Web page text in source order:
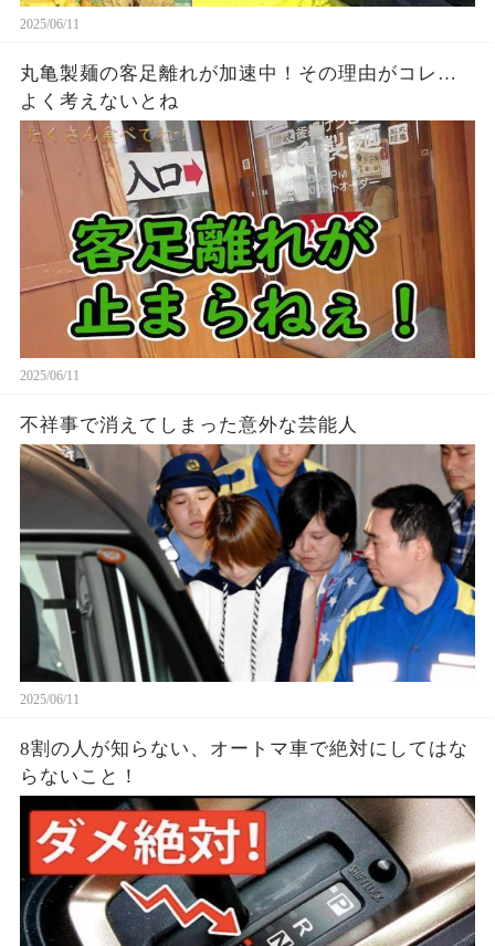
2025/06/11
丸亀製麺の客足離れが加速中！その理由がコレ…
よく考えないとね
2025/06/11
不祥事で消えてしまった意外な芸能人
2025/06/11
8割の人が知らない、オートマ車で絶対にしてはな
らないこと！